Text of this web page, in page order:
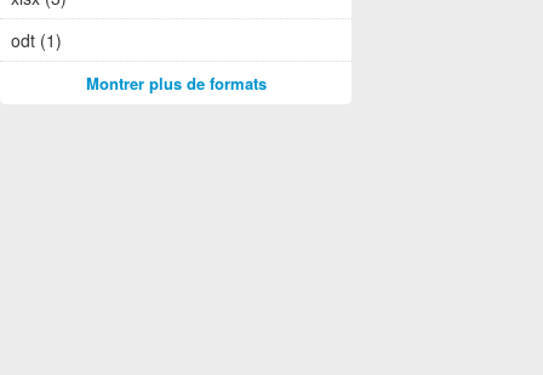
odt (1)
Montrer plus de formats